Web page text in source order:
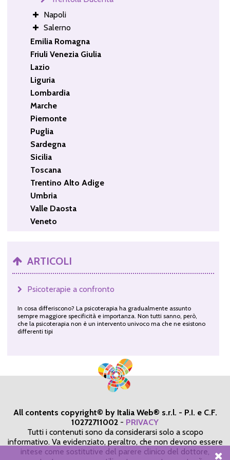
Napoli
Salerno
Emilia Romagna
Friuli Venezia Giulia
Lazio
Liguria
Lombardia
Marche
Piemonte
Puglia
Sardegna
Sicilia
Toscana
Trentino Alto Adige
Umbria
Valle Daosta
Veneto
ARTICOLI
Psicoterapie a confronto
In cosa differiscono? La psicoterapia ha gradualmente assunto
sempre maggiore specificità e importanza. Non tutti sanno, però,
che la psicoterapia non è un intervento univoco ma che ne esistono
differenti tipi
All contents copyright© by Italia Web® s.r.l. - P.I. e C.F.
10272711002 - PRIVACY
Tutti i contenuti sono da considerarsi solo a scopo
informativo. Va evidenziato, peraltro, che non devono essere
intese come sostitutive del parere clinico del dottore,